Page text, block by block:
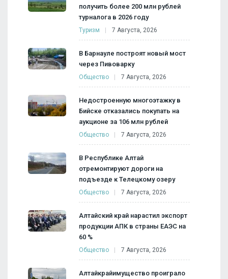
получить более 200 млн рублей
турналога в 2026 году
Туризм 7 Августа, 2026
В Барнауле построят новый мост
через Пивоварку
Общество 7 Августа, 2026
Недостроенную многоэтажку в
Бийске отказались покупать на
аукционе за 106 млн рублей
Общество 7 Августа, 2026
В Республике Алтай
отремонтируют дороги на
подъезде к Телецкому озеру
Общество 7 Августа, 2026
Алтайский край нарастил экспорт
продукции АПК в страны ЕАЭС на
60 %
Общество 7 Августа, 2026
Алтайкрайимущество проиграло